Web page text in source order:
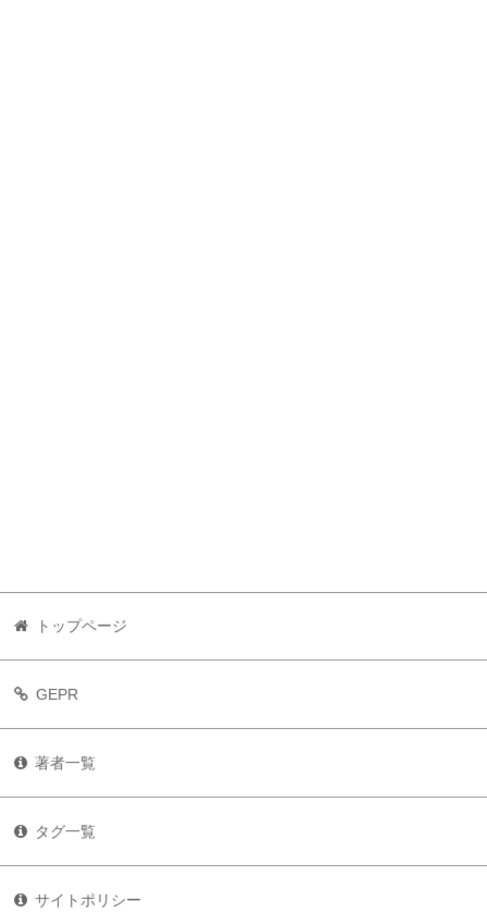
トップページ
GEPR
著者一覧
タグ一覧
サイトポリシー